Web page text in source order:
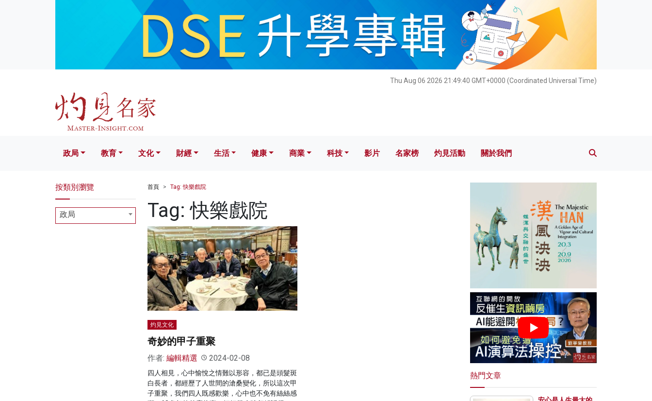
Thu Aug 06 2026 21:49:41 GMT+0000 (Coordinated Universal Time)
文化 財經 生活 健康 科技 影片 名家榜 灼見活動 關於我們
政局 教育 文化 財經 生活 健康 商業 科技 影片 名家榜 灼見活動 關於我們
首頁 Tag: 快樂戲院
Tag: 快樂戲院
灼見文化
奇妙的甲子重聚
作者: 編輯精選 2024-02-08
四人相見，心中愉悅之情難以形容，都已是頭髮斑
白長者，都經歷了人世間的滄桑變化，所以這次甲
子重聚，我們四人既感歡樂，心中也不免有絲絲感
按類別瀏覽
政局
熱門文章